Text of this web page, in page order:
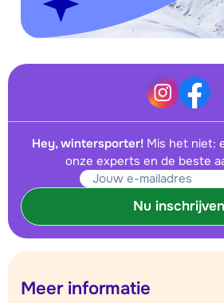
Hey, wintersporter! Mis het niet:
onze experts en de beste
Nu inschrijven
Meer informatie